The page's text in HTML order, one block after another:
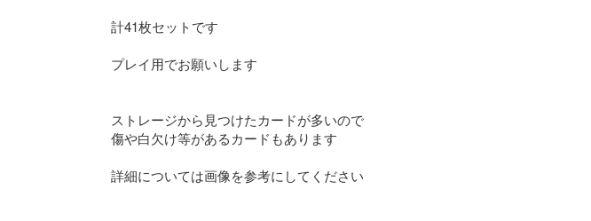
計41枚セットです
プレイ用でお願いします
ストレージから見つけたカードが多いので
傷や白欠け等があるカードもあります
詳細については画像を参考にしてください